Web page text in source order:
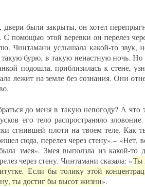
были закрыты, он хотел
помощью этой веревки он перелез
Чинтамани услышала какой-то звук,
бурю, в такую ненастную ночь. Но
подошла, приблизилась к стене,
лежит на земле без сознания. Они
до меня в такую непогоду? А что
его тело распространяло
сгнившей плоти на твоем теле. Как
сюда, перелез через стену».– «Нет,
змея». Змея выползла из какой-
через стену. Чинтамани сказала: «Ты
Если бы толику этой
ты достиг бы высот жизни».